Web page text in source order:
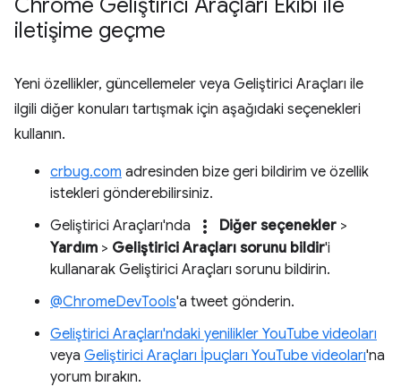
iletişime geçme
Yeni özellikler, güncellemeler veya Geliştirici Araçları ile
ilgili diğer konuları tartışmak için aşağıdaki seçenekleri
kullanın.
crbug.com adresinden bize geri bildirim ve özellik
istekleri gönderebilirsiniz.
Geliştirici Araçları'nda
more_vert Diğer seçenekler >
Yardım > Geliştirici Araçları sorunu bildir'i
kullanarak Geliştirici Araçları sorunu bildirin.
@ChromeDevTools'a tweet gönderin.
Geliştirici Araçları'ndaki yenilikler YouTube videoları
veya Geliştirici Araçları İpuçları YouTube videoları'na
yorum bırakın.